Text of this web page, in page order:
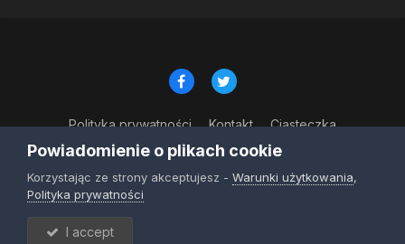
Polityka prywatności Kontakt Ciasteczka
© Copyright 2023
Powered by Invision Community
Powiadomienie o plikach cookie
Korzystając ze strony akceptujesz - Warunki użytkowania,
Polityka prywatności
I accept